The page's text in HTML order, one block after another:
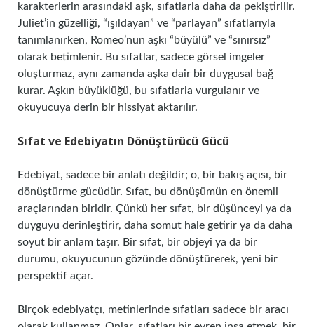
karakterlerin arasındaki aşk, sıfatlarla daha da pekiştirilir.
Juliet’in güzelliği, “ışıldayan” ve “parlayan” sıfatlarıyla
tanımlanırken, Romeo’nun aşkı “büyülü” ve “sınırsız”
olarak betimlenir. Bu sıfatlar, sadece görsel imgeler
oluşturmaz, aynı zamanda aşka dair bir duygusal bağ
kurar. Aşkın büyüklüğü, bu sıfatlarla vurgulanır ve
okuyucuya derin bir hissiyat aktarılır.
Sıfat ve Edebiyatın Dönüştürücü Gücü
Edebiyat, sadece bir anlatı değildir; o, bir bakış açısı, bir
dönüştürme gücüdür. Sıfat, bu dönüşümün en önemli
araçlarından biridir. Çünkü her sıfat, bir düşünceyi ya da
duyguyu derinleştirir, daha somut hale getirir ya da daha
soyut bir anlam taşır. Bir sıfat, bir objeyi ya da bir
durumu, okuyucunun gözünde dönüştürerek, yeni bir
perspektif açar.
Birçok edebiyatçı, metinlerinde sıfatları sadece bir aracı